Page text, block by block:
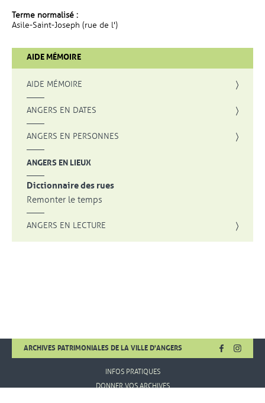
Terme normalisé :
Asile-Saint-Joseph (rue de l')
AIDE MÉMOIRE
AIDE MÉMOIRE
ANGERS EN DATES
ANGERS EN PERSONNES
ANGERS EN LIEUX
Dictionnaire des rues
Remonter le temps
ANGERS EN LECTURE
ARCHIVES PATRIMONIALES DE LA VILLE D'ANGERS FACEBOOK
, OUVRE
,
INFOS PRATIQUES
DONNER VOS ARCHIVES